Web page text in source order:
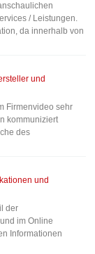
/ Leistungen.
da innerhalb von
und
Firmenvideo sehr
kommuniziert
des
und
der
im Online
Informationen